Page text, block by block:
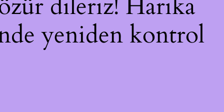
yeniden kontrol